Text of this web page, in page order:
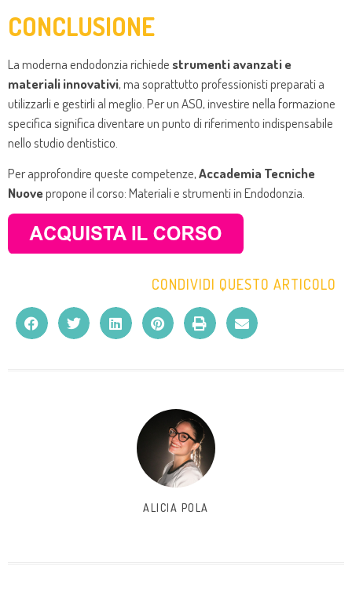
CONCLUSIONE
La moderna endodonzia richiedestrumenti avanzati e
materiali innovativi, ma soprattutto professionisti preparati a
utilizzarli e gestirli al meglio. Per un ASO, investire nella formazione
specifica significa diventare un punto di riferimento indispensabile
nello studio dentistico.
Per approfondire queste competenze,Accademia Tecniche
Nuovepropone il corso: Materiali e strumenti in Endodonzia.
CONDIVIDI QUESTO ARTICOLO
ALICIA POLA